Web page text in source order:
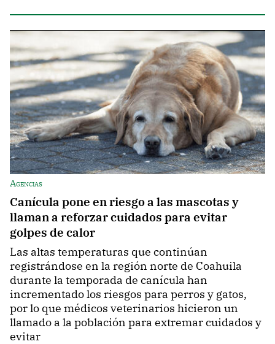
Agencias
Canícula pone en riesgo a las mascotas y
llaman a reforzar cuidados para evitar
golpes de calor
Las altas temperaturas que continúan
registrándose en la región norte de Coahuila
durante la temporada de canícula han
incrementado los riesgos para perros y gatos,
por lo que médicos veterinarios hicieron un
llamado a la población para extremar cuidados y
evitar